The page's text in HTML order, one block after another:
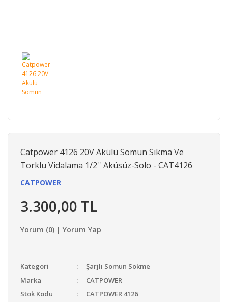
Catpower 4126 20V Akülü Somun Sıkma Ve
Torklu Vidalama 1/2'' Aküsüz-Solo - CAT4126
CATPOWER
3.300,00 TL
Yorum (0) | Yorum Yap
Kategori
Şarjlı Somun Sökme
Marka
CATPOWER
Stok Kodu
CATPOWER 4126